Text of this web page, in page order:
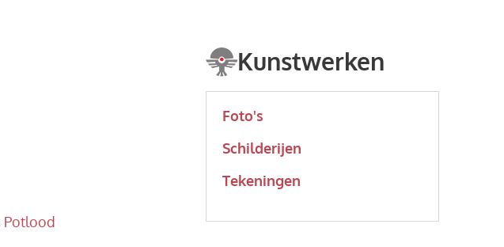
Potlood
Kunstwerken
Foto's
Schilderijen
Tekeningen